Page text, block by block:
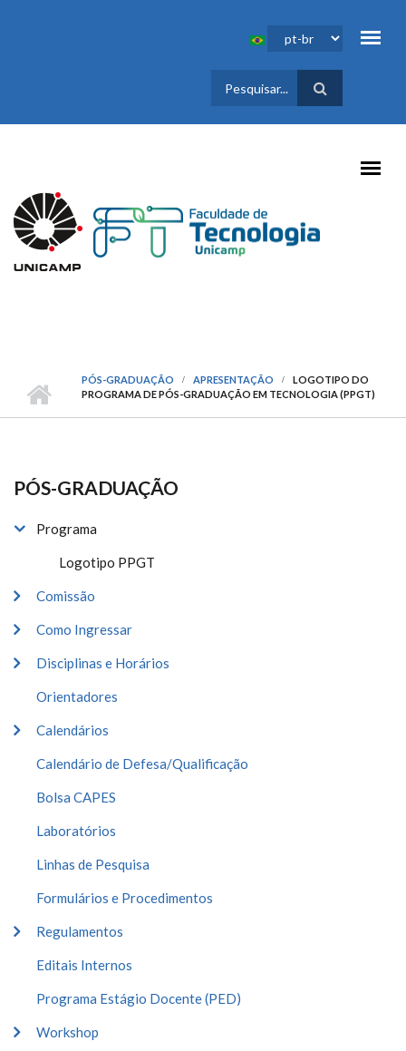
FORMULÁRIO
DE BUSCA
PÓS-GRADUAÇÃO APRESENTAÇÃO
LOGOTIPO DO
PROGRAMA DE PÓS-GRADUAÇÃO EM TECNOLOGIA (PPGT)
PÓS-GRADUAÇÃO
Programa
Logotipo PPGT
Comissão
Como Ingressar
Disciplinas e Horários
Orientadores
Calendários
Calendário de Defesa/Qualificação
Bolsa CAPES
Laboratórios
Linhas de Pesquisa
Formulários e Procedimentos
Regulamentos
Editais Internos
Programa Estágio Docente (PED)
Workshop